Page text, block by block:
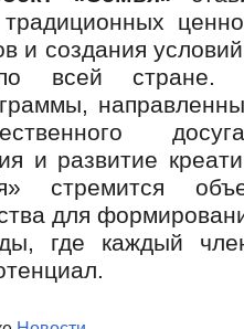
и создания
всей стране.
и развитие
стремится
для
где каждый